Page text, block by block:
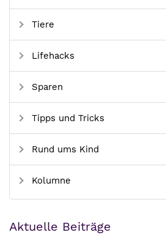
Tiere
Lifehacks
Sparen
Tipps und Tricks
Rund ums Kind
Kolumne
Aktuelle Beiträge